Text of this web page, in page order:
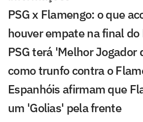
PSG x Flamengo: o que
houver empate na final
PSG terá 'Melhor Jogador
como trunfo contra o
Espanhóis afirmam que
um 'Golias' pela frente